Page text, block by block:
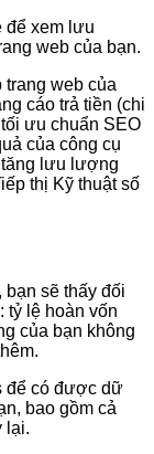
để xem lưu
web của bạn.
web của
cáo trả tiền (chi
ưu chuẩn SEO
của công cụ
lưu lượng
thị Kỹ thuật số
bạn sẽ thấy đối
tỷ lệ hoàn vốn
của bạn không
để có được dữ
bao gồm cả
lại.